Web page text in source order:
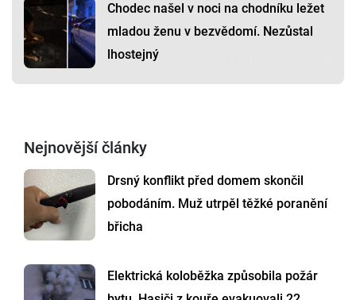
Chodec našel v noci na chodníku ležet
mladou ženu v bezvědomí. Nezůstal
lhostejný
Nejnovější články
Drsný konflikt před domem skončil
pobodáním. Muž utrpěl těžké poranění
břicha
Elektrická koloběžka způsobila požár